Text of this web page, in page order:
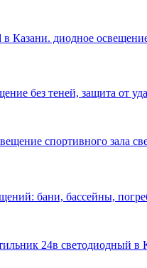
Казани. диодное
без теней, защита от
спортивного зала
бани, бассейны,
24в светодиодный